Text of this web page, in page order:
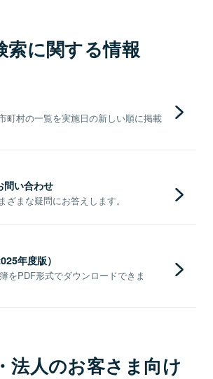
索に関する情報
町村の一覧を実施日の新しい順に掲載
問い合わせ
ざまな疑問にお答えします。
年度版）
をPDF形式でダウンロードできま
法人のお客さま向け